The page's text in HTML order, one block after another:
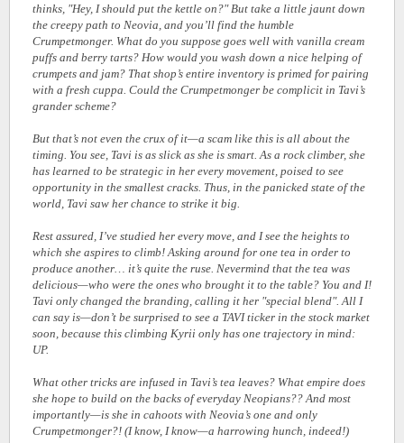
thinks, "Hey, I should put the kettle on?" But take a little jaunt down
the creepy path to Neovia, and you’ll find the humble
Crumpetmonger. What do you suppose goes well with vanilla cream
puffs and berry tarts? How would you wash down a nice helping of
crumpets and jam? That shop’s entire inventory is primed for pairing
with a fresh cuppa. Could the Crumpetmonger be complicit in Tavi’s
grander scheme?
But that’s not even the crux of it—a scam like this is all about the
timing. You see, Tavi is as slick as she is smart. As a rock climber, she
has learned to be strategic in her every movement, poised to see
opportunity in the smallest cracks. Thus, in the panicked state of the
world, Tavi saw her chance to strike it big.
Rest assured, I’ve studied her every move, and I see the heights to
which she aspires to climb! Asking around for one tea in order to
produce another… it’s quite the ruse. Nevermind that the tea was
delicious—who were the ones who brought it to the table? You and I!
Tavi only changed the branding, calling it her "special blend". All I
can say is—don’t be surprised to see a TAVI ticker in the stock market
soon, because this climbing Kyrii only has one trajectory in mind:
UP.
What other tricks are infused in Tavi’s tea leaves? What empire does
she hope to build on the backs of everyday Neopians?? And most
importantly—is she in cahoots with Neovia’s one and only
Crumpetmonger?! (I know, I know—a harrowing hunch, indeed!)